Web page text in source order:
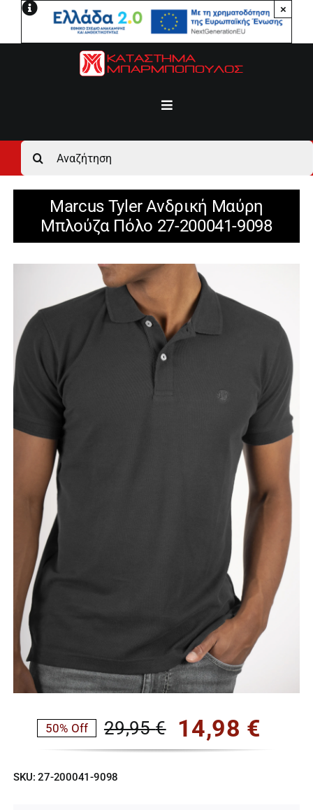
Μετάβαση
×
Toggle
Αρχική
Ανδρικά
Γυναικεία
Κορίτσι
Εσώρουχα
Είδη Παρέλασης
Σχετικά με εμάς
Καλάθι
ENGLISH
Αναζήτηση
για:
Marcus Tyler Ανδρική Μαύρη
Μπλούζα Πόλο 27-200041-9098
29,95€
Original
price
14,98 €
Η
τρέχουσα
50% Off
SKU:27-200041-9098